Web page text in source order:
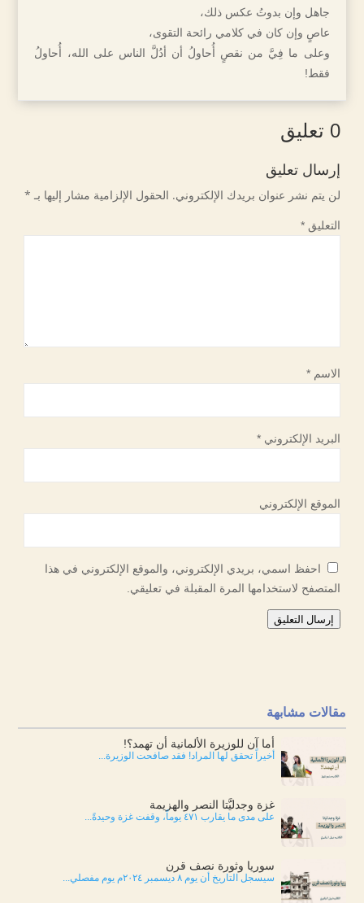
مقالات مشابهة
أما آن للوزيرة الألمانية أن تهمد؟!
أخيراً تحقق لها المراد! فقد صافحت الوزيرة...
غزة وجدليَّتا النصر والهزيمة
على مدى ما يقارب ٤٧١ يوماً، وقفت غزة وحيدةً...
سوريا وثورة نصف قرن
سيسجل التاريخ أن يوم ٨ ديسمبر ٢٠٢٤م يوم مفصلي...
جاهل وإن بدوتُ عكس ذلك،
عاصٍ وإن كان في كلامي رائحة التقوى،
وعلى ما فِيَّ من نقصٍ أُحاولُ أن أدُلَّ الناس على الله، أُحاولُ
فقط!
0 تعليق
إرسال تعليق
لن يتم نشر عنوان بريدك الإلكتروني. الحقول الإلزامية مشار إليها بـ *
التعليق*
الاسم*
البريد الإلكتروني*
الموقع الإلكتروني
احفظ اسمي، بريدي الإلكتروني، والموقع الإلكتروني في هذا
المتصفح لاستخدامها المرة المقبلة في تعليقي.
إرسال التعليق